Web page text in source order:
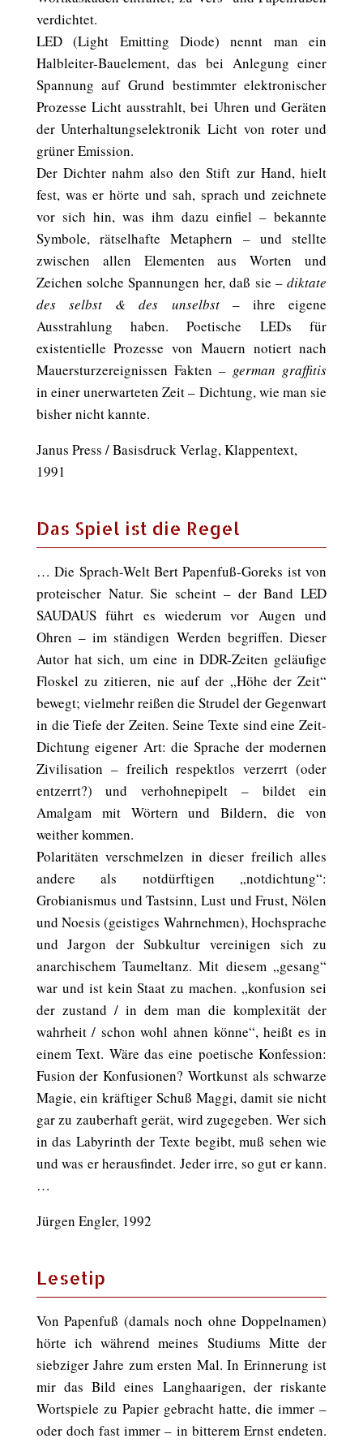
verdichtet.
LED (Light Emitting Diode) nennt man ein
Halbleiter-Bauelement, das bei Anlegung einer
Spannung auf Grund bestimmter elektronischer
Prozesse Licht ausstrahlt, bei Uhren und Geräten
der Unterhaltungselektronik Licht von roter und
grüner Emission.
Der Dichter nahm also den Stift zur Hand, hielt
fest, was er hörte und sah, sprach und zeichnete
vor sich hin, was ihm dazu einfiel – bekannte
Symbole, rätselhafte Metaphern – und stellte
zwischen allen Elementen aus Worten und
Zeichen solche Spannungen her, daß sie –diktate
des selbst & des unselbst– ihre eigene
Ausstrahlung haben. Poetische LEDs für
existentielle Prozesse von Mauern notiert nach
Mauersturzereignissen Fakten – german graffitis
in einer unerwarteten Zeit – Dichtung, wie man sie
bisher nicht kannte.
Janus Press / Basisdruck Verlag, Klappentext,
1991
Das Spiel ist die Regel
… Die Sprach-Welt Bert Papenfuß-Goreks ist von
proteischer Natur. Sie scheint – der Band LED
SAUDAUS führt es wiederum vor Augen und
Ohren – im ständigen Werden begriffen. Dieser
Autor hat sich, um eine in DDR-Zeiten geläufige
Floskel zu zitieren, nie auf der „Höhe der Zeit“
bewegt; vielmehr reißen die Strudel der Gegenwart
in die Tiefe der Zeiten. Seine Texte sind eine Zeit-
Dichtung eigener Art: die Sprache der modernen
Zivilisation – freilich respektlos verzerrt (oder
entzerrt?) und verhohnepipelt – bildet ein
Amalgam mit Wörtern und Bildern, die von
weither kommen.
Polaritäten verschmelzen in dieser freilich alles
andere als notdürftigen „notdichtung“:
Grobianismus und Tastsinn, Lust und Frust, Nölen
und Noesis (geistiges Wahrnehmen), Hochsprache
und Jargon der Subkultur vereinigen sich zu
anarchischem Taumeltanz. Mit diesem „gesang“
war und ist kein Staat zu machen. „konfusion sei
der zustand / in dem man die komplexität der
wahrheit / schon wohl ahnen könne“, heißt es in
einem Text. Wäre das eine poetische Konfession:
Fusion der Konfusionen? Wortkunst als schwarze
Magie, ein kräftiger Schuß Maggi, damit sie nicht
gar zu zauberhaft gerät, wird zugegeben. Wer sich
in das Labyrinth der Texte begibt, muß sehen wie
und was er herausfindet. Jeder irre, so gut er kann.
…
Jürgen Engler, 1992
Lesetip
Von Papenfuß (damals noch ohne Doppelnamen)
hörte ich während meines Studiums Mitte der
siebziger Jahre zum ersten Mal. In Erinnerung ist
mir das Bild eines Langhaarigen, der riskante
Wortspiele zu Papier gebracht hatte, die immer –
oder doch fast immer – in bitterem Ernst endeten.